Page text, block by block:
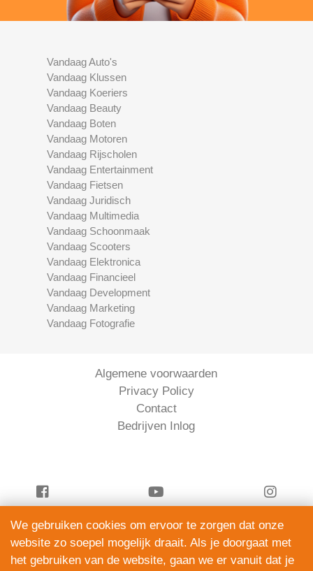
Vandaag Auto's
Vandaag Klussen
Vandaag Koeriers
Vandaag Beauty
Vandaag Boten
Vandaag Motoren
Vandaag Rijscholen
Vandaag Entertainment
Vandaag Fietsen
Vandaag Juridisch
Vandaag Multimedia
Vandaag Schoonmaak
Vandaag Scooters
Vandaag Elektronica
Vandaag Financieel
Vandaag Development
Vandaag Marketing
Vandaag Fotografie
Algemene voorwaarden
Privacy Policy
Contact
Bedrijven Inlog
Vandaag Financieel is onderdeel van
ServiceRight B.V. | KVK 90914872
We gebruiken cookies om ervoor te zorgen dat onze
website zo soepel mogelijk draait. Als je doorgaat met
het gebruiken van de website, gaan we er vanuit dat je